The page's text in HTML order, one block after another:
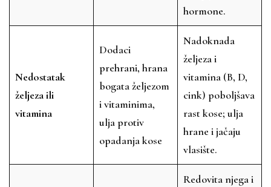
hormone.
Nedostatak
željeza ili
vitamina
Dodaci
prehrani, hrana
bogata željezom
i vitaminima,
ulja protiv
opadanja kose
Nadoknada
željeza i
vitamina (B, D,
cink) poboljšava
rast kose; ulja
hrane i jačaju
vlasište.
Redovita njega i